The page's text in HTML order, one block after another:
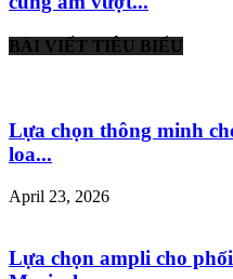
BÀI VIẾT TIÊU BIỂU
Lựa chọn thông minh
loa...
April 23, 2026
Lựa chọn ampli cho